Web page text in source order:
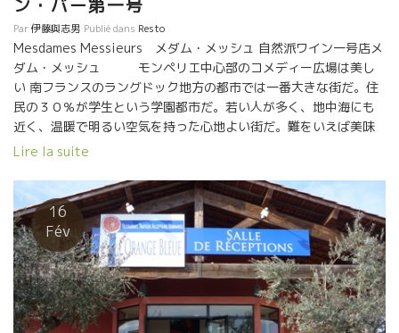
ルのOriol Artigasオリオルも試飲会に来ており、ザルバと熱く語
りあっていた。 今からのスペイン自然派を引っ張っていく、輝く
2人だ！ ★Christophe Pueyo サンテミリオンのクリスト
フ・プエヨもセミヨンのアンフォラのキャヴェなど、いろいろ挑
戦。マセラシオンする事で、セミヨンの苦味、アロマが、より複
雑に表現されている。 赤は安心感溢れるバランス。
★Mas de Mon Père コート・ド・マルペールのマス・ド・モンペ
ジュによって取り入れ、マセラシオン期間も以前より短くし、綺
麗で果実味溢れるワインを造っている。 ★Marcel
Richaud マルセル・リショーのスタンドは息子のトマが担当。ま
さに熟度あり、アルコール感ありながら、それを果実で包むマル
セル・マジック。 巨匠のワインだ。 ★Catherine
Bernard カトリーヌ・ベルナールの2017年、まだ出来上がってな
いが、アリカント、カリニャンのキュヴェは素晴らしい味わい！
チャーミングでエネルギッシュなカトリーヌの人柄がまさに出て
いる。 […]
ン・バー第一号
Par伊藤與志男 Publié dans Resto
Mesdames Messieurs メダム・メッシュ 自然派ワイン一号店メ
ダム・メッシュ モンペリエ中心部のコメディー広場は美し
い 南フランスのラングドック地方の都市では一番大きな街だ。住
民の３０％が学生という学園都市だ。若い人が多く、地中海にも
近く、温暖で明るい空気を持った心地よい街だ。難をいえば美味
しいワインが飲める店が今までなかったこと
レジス と ダヴィド この街のガストロミー・レストランに行
っても、南仏のガツンとくる強すぎるワインしか置いてなかっ
た。 ミッシェランの二つ星レストランがあるけどワインはちょっ
とイマイチとしか言いようがない品揃えだ。 一年前にMesdames
Messieursメダム・メッシュという自然派ワイン・ビストロがオ
ープンした。ナントからやってきたダヴィッドとレジスの共同経
営だ。南仏人のセンスではこんな店はできない。立地は中心街の
コメディー広場から旧市街地の細い道の中を入っていく隠れ家的
Lire la suite
16
Fév